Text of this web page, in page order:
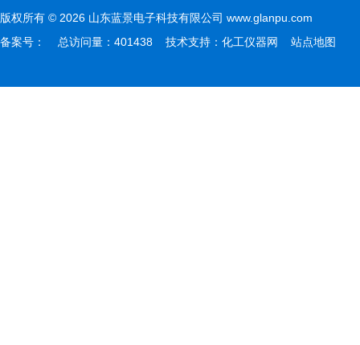
版权所有 © 2026 山东蓝景电子科技有限公司 www.glanpu.com
备案号：
总访问量：401438 技术支持： 化工仪器网 站点地图